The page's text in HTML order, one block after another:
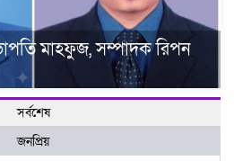
মাহফুজ, সম্পাদক রিপন
সর্বশেষ
জনপ্রিয়